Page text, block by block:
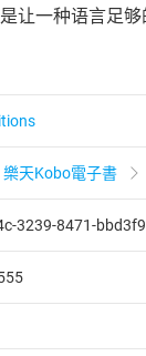
让一种语言足
樂天Kobo電子書
3239-8471-